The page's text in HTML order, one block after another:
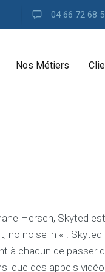
04 66 72 68
Nos Métiers
Hersen, Skyted
no noise in « .
à chacun de passer
que des appels